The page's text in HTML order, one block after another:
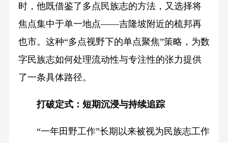
时，他既借鉴了多点民族志的方法，又选择将
焦点集中于单一地点——吉隆坡附近的梳邦再
也市。这种“多点视野下的单点聚焦”策略，为数
字民族志如何处理流动性与专注性的张力提供
了一条具体路径。
打破定式：短期沉浸与持续追踪
“一年田野工作”长期以来被视为民族志工作